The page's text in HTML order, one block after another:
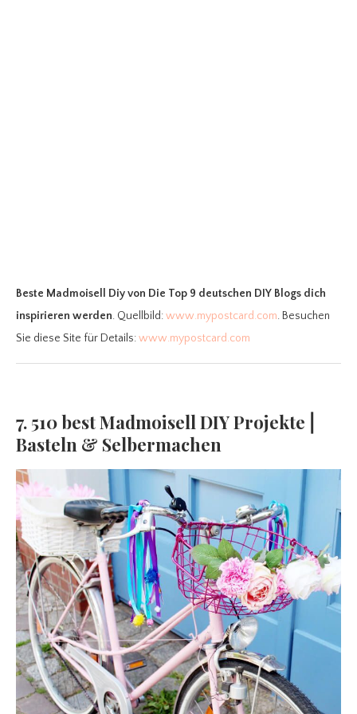
Beste Madmoisell Diyvon Die Top 9 deutschen DIY Blogs dich
inspirieren werden. Quellbild:www.mypostcard.com. Besuchen
Sie diese Site für Details:www.mypostcard.com
7. 510 best Madmoisell DIY Projekte⎪
Basteln & Selbermachen